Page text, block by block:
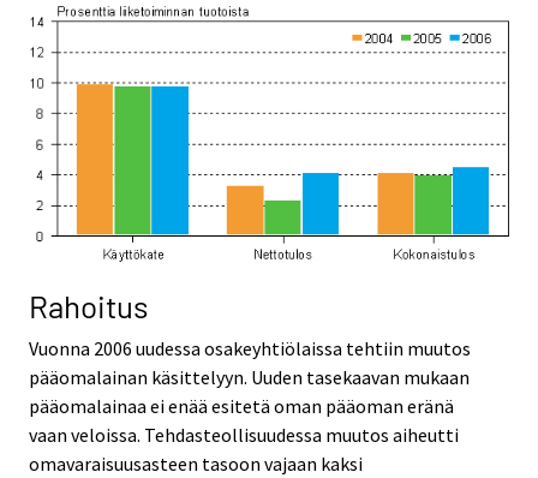
Rahoitus
Vuonna 2006 uudessa osakeyhtiölaissa tehtiin muutos
pääomalainan käsittelyyn. Uuden tasekaavan mukaan
pääomalainaa ei enää esitetä oman pääoman eränä
vaan veloissa. Tehdasteollisuudessa muutos aiheutti
omavaraisuusasteen tasoon vajaan kaksi